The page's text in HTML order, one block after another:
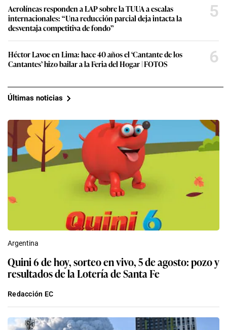
Aerolíneas responden a LAP sobre la TUUA a escalas
internacionales: “Una reducción parcial deja intacta la
desventaja competitiva de fondo”
5
Héctor Lavoe en Lima: hace 40 años el ‘Cantante de los
Cantantes’ hizo bailar a la Feria del Hogar | FOTOS
6
Últimas noticias
Argentina
Quini 6 de hoy, sorteo en vivo, 5 de agosto: pozo y
resultados de la Lotería de Santa Fe
Redacción EC